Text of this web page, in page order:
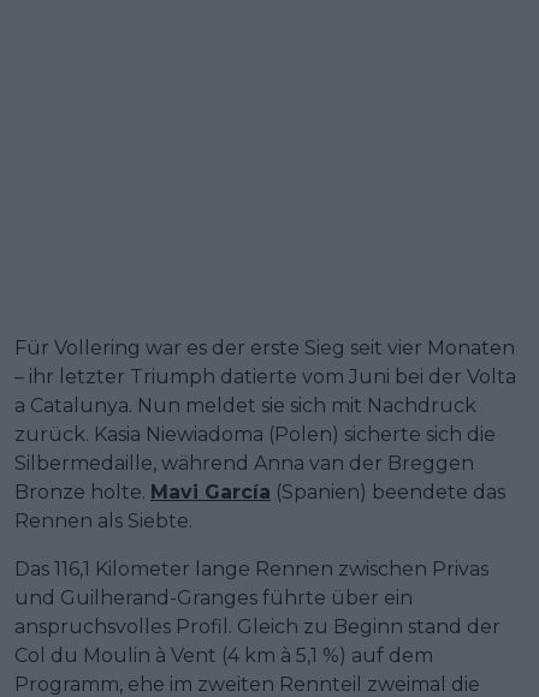
Für Vollering war es der erste Sieg seit vier Monaten
– ihr letzter Triumph datierte vom Juni bei der Volta
a Catalunya. Nun meldet sie sich mit Nachdruck
zurück. Kasia Niewiadoma (Polen) sicherte sich die
Silbermedaille, während Anna van der Breggen
Bronze holte. Mavi García (Spanien) beendete das
Rennen als Siebte.
Das 116,1 Kilometer lange Rennen zwischen Privas
und Guilherand-Granges führte über ein
anspruchsvolles Profil. Gleich zu Beginn stand der
Col du Moulin à Vent (4 km à 5,1 %) auf dem
Programm, ehe im zweiten Rennteil zweimal die